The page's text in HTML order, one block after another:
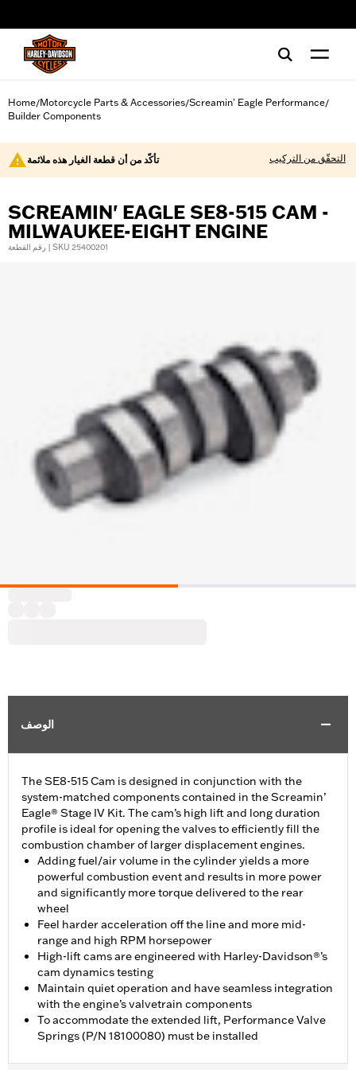
Home/Motorcycle Parts & Accessories/Screamin' Eagle Performance/
Builder Components
تأكّد من أن قطعة الغيار هذه ملائمة التحقّق من التركيب
SCREAMIN' EAGLE SE8-515 CAM -
MILWAUKEE-EIGHT ENGINE
رقم القطعة | SKU 25400201
الوصف
The SE8-515 Cam is designed in conjunction with the
system-matched components contained in the Screamin’
Eagle® Stage IV Kit. The cam’s high lift and long duration
profile is ideal for opening the valves to efficiently fill the
combustion chamber of larger displacement engines.
Adding fuel/air volume in the cylinder yields a more
powerful combustion event and results in more power
and significantly more torque delivered to the rear
wheel
Feel harder acceleration off the line and more mid-
range and high RPM horsepower
High-lift cams are engineered with Harley-Davidson®’s
cam dynamics testing
Maintain quiet operation and have seamless integration
with the engine’s valvetrain components
To accommodate the extended lift, Performance Valve
Springs (P/N 18100080) must be installed